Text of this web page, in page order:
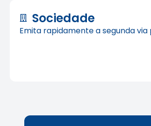
Sociedade
Emita rapidamente a segunda